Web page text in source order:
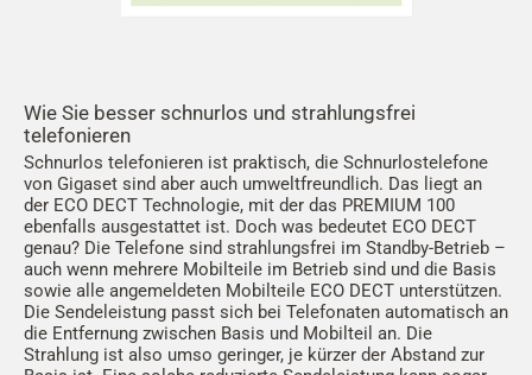
Wie Sie besser schnurlos und strahlungsfrei
telefonieren
Schnurlos telefonieren ist praktisch, die Schnurlostelefone
von Gigaset sind aber auch umweltfreundlich. Das liegt an
der ECO DECT Technologie, mit der das PREMIUM 100
ebenfalls ausgestattet ist. Doch was bedeutet ECO DECT
genau? Die Telefone sind strahlungsfrei im Standby-Betrieb –
auch wenn mehrere Mobilteile im Betrieb sind und die Basis
sowie alle angemeldeten Mobilteile ECO DECT unterstützen.
Die Sendeleistung passt sich bei Telefonaten automatisch an
die Entfernung zwischen Basis und Mobilteil an. Die
Strahlung ist also umso geringer, je kürzer der Abstand zur